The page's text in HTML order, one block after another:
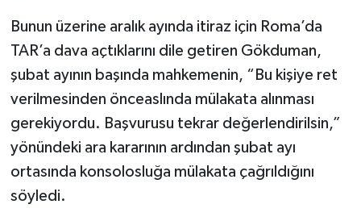
Bunun üzerine aralık ayında itiraz için Roma’da
TAR’a dava açtıklarını dile getiren Gökduman,
şubat ayının başında mahkemenin, “Bu kişiye ret
verilmesinden önceaslında mülakata alınması
gerekiyordu. Başvurusu tekrar değerlendirilsin,”
yönündeki ara kararının ardından şubat ayı
ortasında konsolosluğa mülakata çağrıldığını
söyledi.